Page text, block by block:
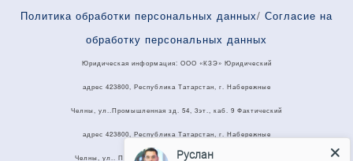
Политика обработки персональных данных/ Согласие на
обработку персональных данных
Юридическая информация: ООО «КЗЭ» Юридический
адрес 423800, Республика Татарстан, г. Набережные
Челны, ул..Промышленная зд. 54, 3эт., каб. 9 Фактический
адрес 423800, Республика Татарстан, г. Набережные
Челны, ул.. Промышленная д. 20 Почтовый адрес 423803
Руслан